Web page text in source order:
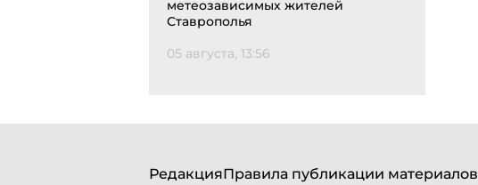
метеозависимых жителей
Ставрополья
05 августа, 13:56
РедакцияПравила публикации материалов